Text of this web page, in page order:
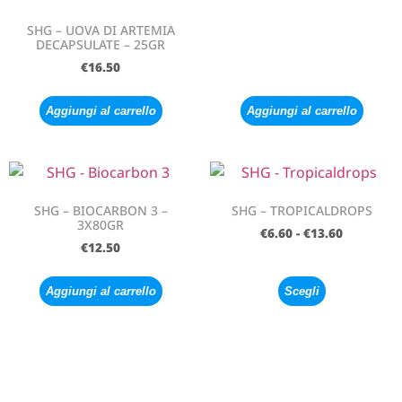
SHG – UOVA DI ARTEMIA
DECAPSULATE – 25GR
€16.50
Aggiungi al carrello Aggiungi al carrello
SHG – BIOCARBON 3 –
3X80GR
€12.50
Aggiungi al carrello
SHG – TROPICALDROPS
€6.60 - €13.60
Scegli